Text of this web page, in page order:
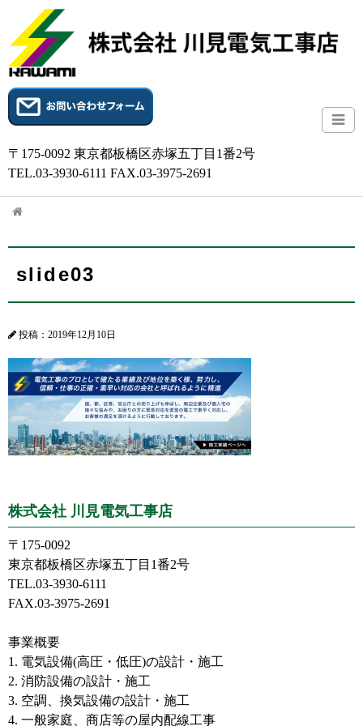
〒175-0092 東京都板橋区赤塚五丁目1番2号
TEL.03-3930-6111 FAX.03-3975-2691
slide03
投稿：2019年12月10日
株式会社 川見電気工事店
〒175-0092
東京都板橋区赤塚五丁目1番2号
TEL.03-3930-6111
FAX.03-3975-2691
事業概要
1. 電気設備(高圧・低圧)の設計・施工
2. 消防設備の設計・施工
3. 空調、換気設備の設計・施工
4. 一般家庭、商店等の屋内配線工事